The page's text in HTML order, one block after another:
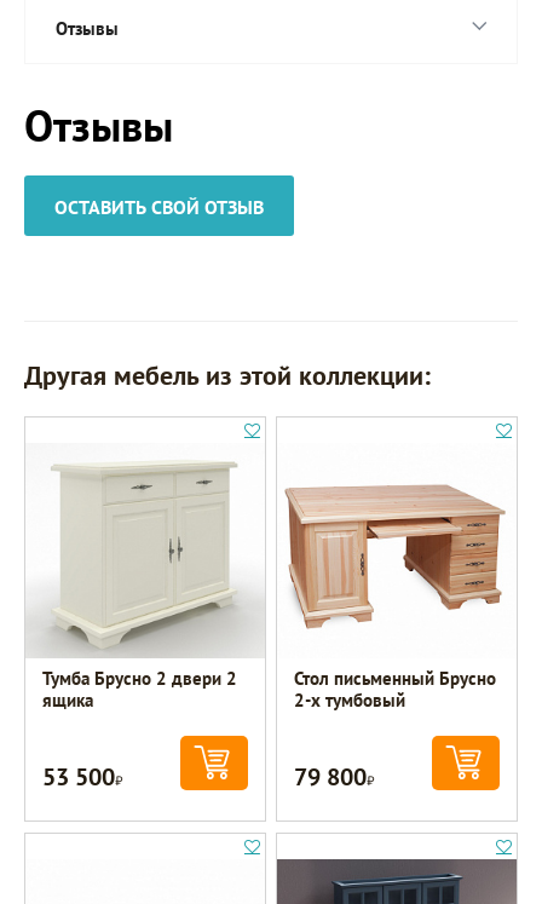
Отзывы
Отзывы
ОСТАВИТЬ СВОЙ ОТЗЫВ
Другая мебель из этой коллекции:
Тумба Брусно 2 двери 2
ящика
53 500Р
Стол письменный Брусно
2-х тумбовый
79 800Р